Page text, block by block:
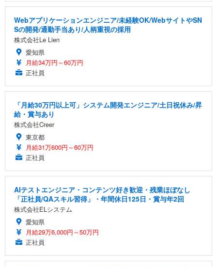
Webアプリケーションエンジニア/未経験OK/WebサイトやSN
Sの開発/通勤手当あり/人柄重視の採用
株式会社Le Lien
愛知県
月給34万円～60万円
正社員
「月給30万円以上可」システム開発エンジニア/土日祝休み/昇
給・賞与あり
株式会社Creer
東京都
月給31万600円～60万円
正社員
AIテストエンジニア・コンテンツ好き歓迎・残業ほぼなし
「正社員/QAスキル習得」・年間休日125日・賞与年2回
株式会社ELシステム
愛知県
月給29万6,000円～50万円
正社員